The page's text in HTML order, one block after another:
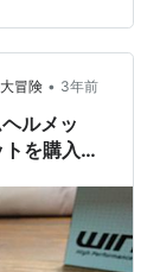
スチック）
価格も手頃
実力は──？
冒険 • 3年前
ルメッ
を購入